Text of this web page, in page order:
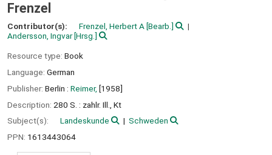
Frenzel
Contributor(s): Frenzel, Herbert A [Bearb.]
Andersson, Ingvar[Hrsg.]
Resource type: Book
Language: German
Publisher: Berlin : Reimer, [1958]
Description: 280 S. : zahlr. Ill., Kt
Subject(s):
Landeskunde
Schweden
PPN: 1613443064